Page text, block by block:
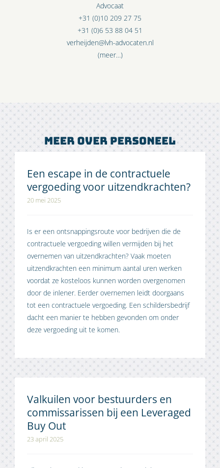
Advocaat
+31 (0)10 209 27 75
+31 (0)6 53 88 04 51
verheijden@lvh-advocaten.nl
(meer…)
Meer over personeel
Een escape in de contractuele
vergoeding voor uitzendkrachten?
20 mei 2025
Is er een ontsnappingsroute voor bedrijven die de
contractuele vergoeding willen vermijden bij het
overnemen van uitzendkrachten? Vaak moeten
uitzendkrachten een minimum aantal uren werken
voordat ze kosteloos kunnen worden overgenomen
door de inlener. Eerder overnemen leidt doorgaans
tot een contractuele vergoeding. Een schildersbedrijf
dacht een manier te hebben gevonden om onder
deze vergoeding uit te komen.
Valkuilen voor bestuurders en
commissarissen bij een Leveraged
Buy Out
23 april 2025